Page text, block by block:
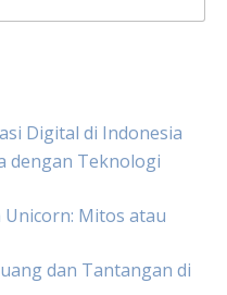
Digital di Indonesia
dengan Teknologi
Mitos atau
dan Tantangan di